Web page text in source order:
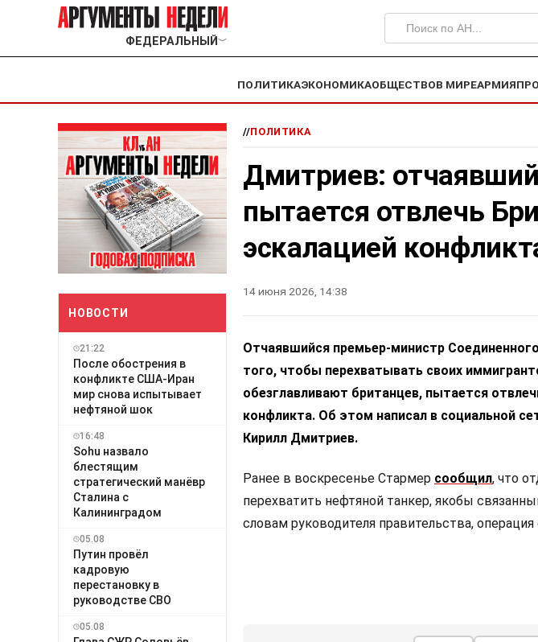
ФЕДЕРАЛЬНЫЙ ﹀
ПОЛИТИКАЭКОНОМИКАОБЩЕСТВОВ МИРЕАРМИЯ
НОВОСТИ
21:22
После обострения в
конфликте США-Иран
мир снова испытывает
нефтяной шок
16:48
Sohu назвало
блестящим
стратегический манёвр
Сталина с
Калининградом
05.08
Путин провёл
кадровую
перестановку в
руководстве СВО
05.08
//ПОЛИТИКА
Дмитриев:
пытается отвлечь
эскалацией
14 июня 2026, 14:38
Отчаявшийся премьер-министр
того, чтобы перехватывать своих
обезглавливают британцев, пытается
конфликта. Об этом написал в социальной
Кирилл Дмитриев.
Ранее в воскресенье Стармер сообщил, что
перехватить нефтяной танкер, якобы
словам руководителя правительства,